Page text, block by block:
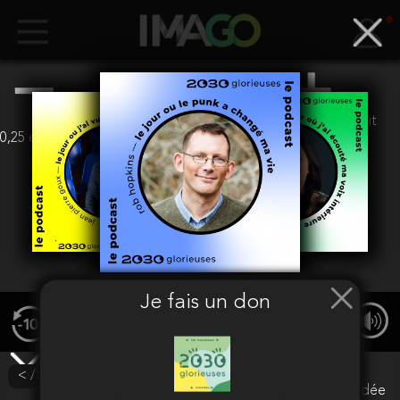
< /> Intégrer
Je fais un don
euros
(Soit
0,25 euros + 1,5%)
Valider
Votre adresse mail n'est pas encore validée